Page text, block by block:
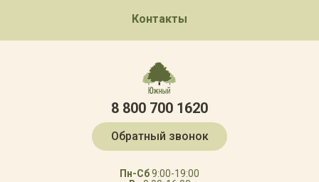
Контакты
8 800 700 1620
Обратный звонок
Пн-Сб9:00-19:00